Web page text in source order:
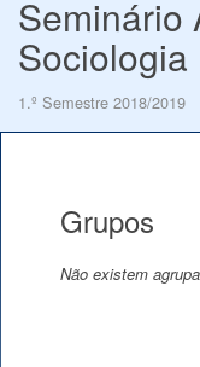
Seminário
Sociologia
1.º Semestre 2018/2019
Grupos
Não existem